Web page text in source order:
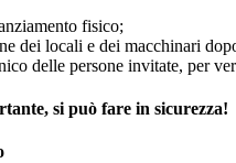
fisico;
dei locali e dei macchinari
delle persone invitate, per
si può fare in sicurezza!